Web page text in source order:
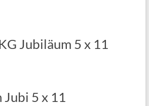
Jubiläum 5 x 11
Jubi 5 x 11